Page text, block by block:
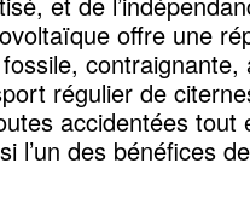
offre une
régulier de
accidentées tout
l’un des bénéfices